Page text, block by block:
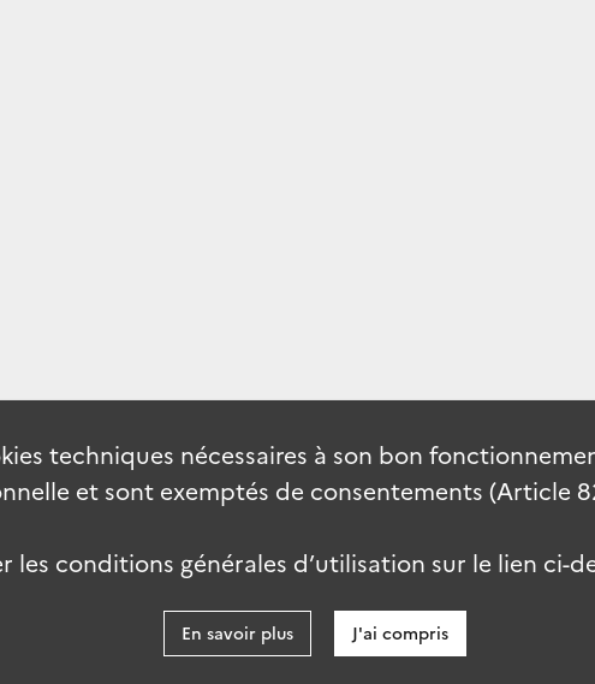
techniques nécessaires à son bon
et sont exemptés de consentements (Article
les conditions générales d’utilisation sur le lien ci-
En savoir plus J'ai compris